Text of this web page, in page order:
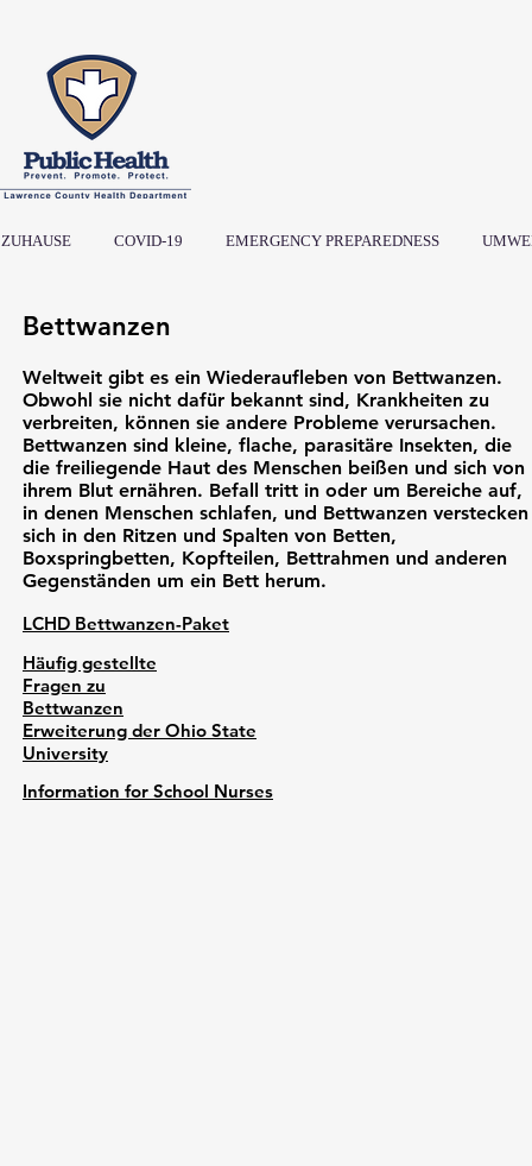
ZUHAUSE COVID-19 EMERGENCY PREPAREDNESS
Bettwanzen
Weltweit gibt es ein Wiederaufleben von Bettwanzen.
Obwohl sie nicht dafür bekannt sind, Krankheiten zu
verbreiten, können sie andere Probleme verursachen.
Bettwanzen sind kleine, flache, parasitäre Insekten, die
die freiliegende Haut des Menschen beißen und sich von
ihrem Blut ernähren. Befall tritt in oder um Bereiche auf,
in denen Menschen schlafen, und Bettwanzen verstecken
sich in den Ritzen und Spalten von Betten,
Boxspringbetten, Kopfteilen, Bettrahmen und anderen
Gegenständen um ein Bett herum.
LCHD Bettwanzen-Paket
Häufig gestellte
Fragen zu
Bettwanzen
Erweiterung der Ohio State
University
Information for School Nurses